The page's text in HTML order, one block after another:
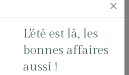
4 EMBOUTS
BRONZE 5 mm
Sachet
EMBOUT02/BR
L'été est là, les
bonnes affaires
aussi !